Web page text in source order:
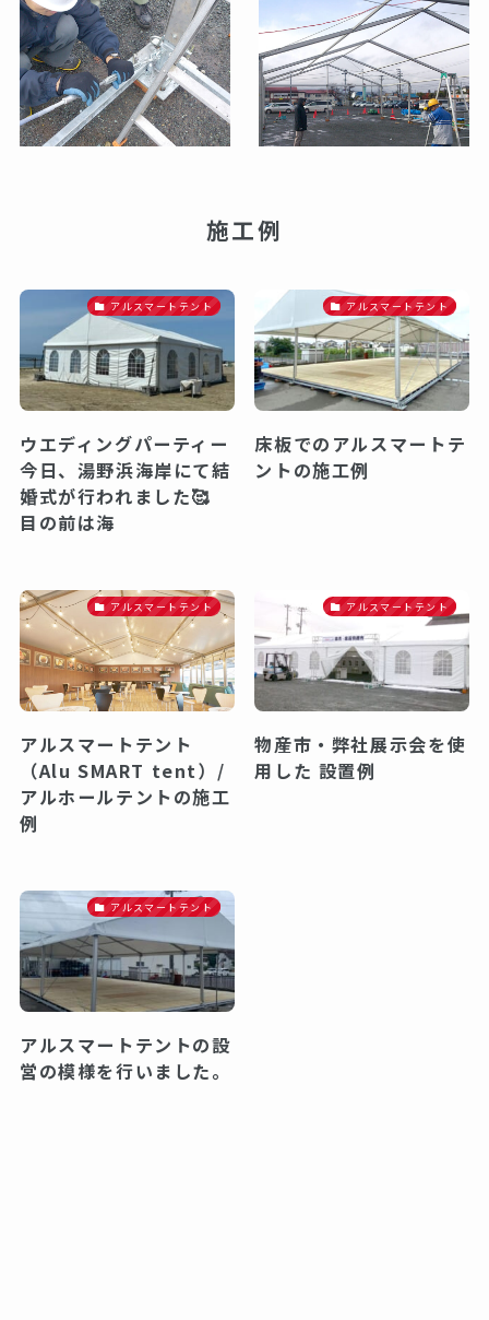
施工例
アルスマートテント
ウエディングパーティー
今日、湯野浜海岸にて結
婚式が行われました🥰
目の前は海
アルスマートテント
床板でのアルスマートテ
ントの施工例
アルスマートテント
アルスマートテント
（Alu SMART tent）/
アルホールテントの施工
例
アルスマートテント
物産市・弊社展示会を使
用した 設置例
アルスマートテント
アルスマートテントの設
営の模様を行いました。